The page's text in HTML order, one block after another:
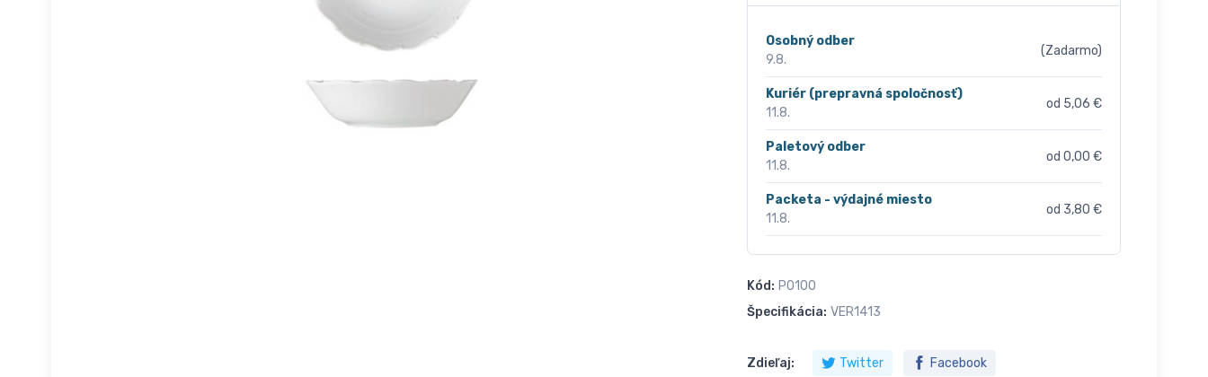
Osobný odber
9.8.
(Zadarmo)
Kuriér (prepravná spoločnosť)
11.8.
od 5,06 €
Paletový odber
11.8.
od 0,00 €
Packeta - výdajné miesto
11.8.
od 3,80 €
Kód: P0100
Špecifikácia: VER1413
Zdieľaj: Twitter Facebook